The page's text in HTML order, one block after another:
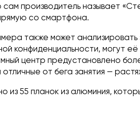
производитель называет
со смартфона.
также может анализировать
конфиденциальности, могут
центр предустановлено
от бега занятия —
из 55 планок из алюминия,